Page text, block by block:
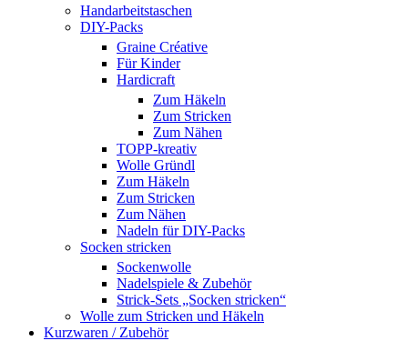
Handarbeitstaschen
DIY-Packs
Graine Créative
Für Kinder
Hardicraft
Zum Häkeln
Zum Stricken
Zum Nähen
TOPP-kreativ
Wolle Gründl
Zum Häkeln
Zum Stricken
Zum Nähen
Nadeln für DIY-Packs
Socken stricken
Sockenwolle
Nadelspiele & Zubehör
Strick-Sets „Socken stricken“
Wolle zum Stricken und Häkeln
Kurzwaren / Zubehör